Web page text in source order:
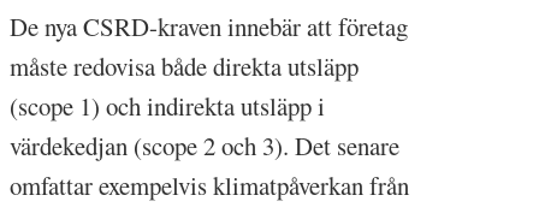
De nya CSRD-kraven innebär att företag
måste redovisa både direkta utsläpp
(scope 1) och indirekta utsläpp i
värdekedjan (scope 2 och 3). Det senare
omfattar exempelvis klimatpåverkan från